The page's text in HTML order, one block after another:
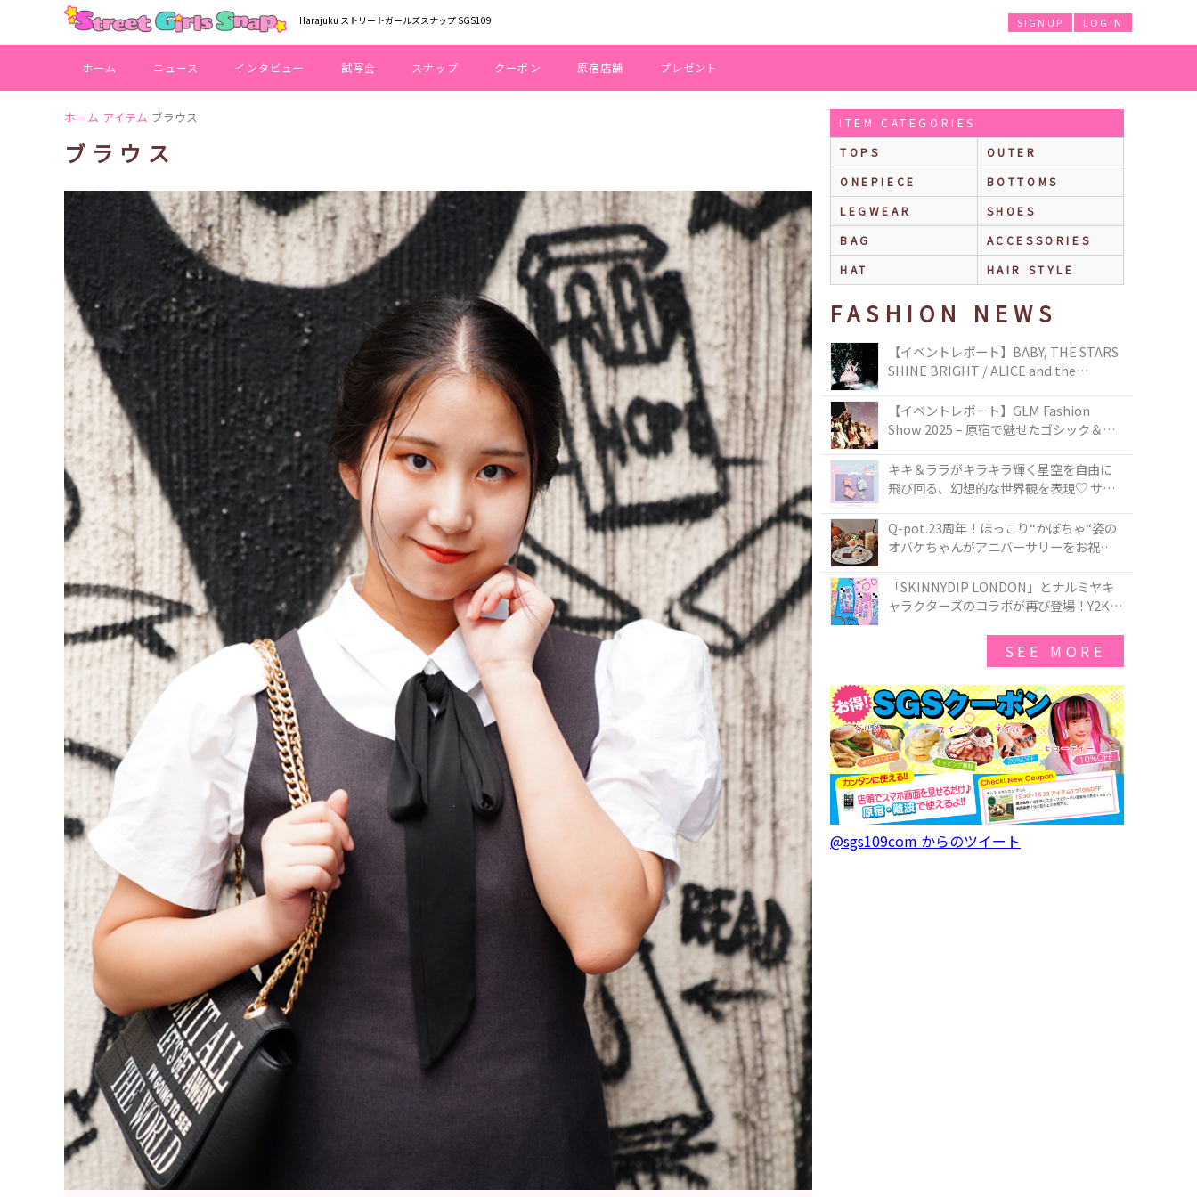
Harajuku ストリートガールズスナップ SGS109 LOGIN
SIGNUP
ホーム ニュース インタビュー 試写会 スナップ クーポン 原宿店舗 プレゼント
ホーム アイテム ブラウス
ブラウス
ITEM CATEGORIES
TOPS
OUTER
ONEPIECE
BOTTOMS
LEGWEAR
SHOES
BAG
ACCESSORIES
HAT
HAIR STYLE
FASHION NEWS
【イベントレポート】BABY, THE STARS
SHINE BRIGHT / ALICE and the
TOKYO
【イベントレポート】GLM Fashion
Show 2025 – 原宿で魅せたゴシック＆ロ
キキ＆ララがキラキラ輝く星空を自由に
飛び回る、幻想的な世界観を表現♡ サマ
50周年アニバーサリーイヤー』を記念し
たコレクションが登場
Q-pot.23周年！ほっこり“かぼちゃ“姿の
オバケちゃんがアニバーサリーをお祝い
ー」が新発売！Q-pot CAFE.では「かぼち
ゃのオバケーキプレート」も登場
「SKINNYDIP LONDON」とナルミヤキ
ャラクターズのコラボが再び登場！Y2Kム
SEE MORE
@sgs109com からのツイート